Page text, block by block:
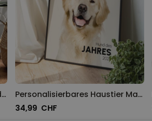
Personalisierbares Poster mit deinem Haustier
Personalisierbares Haustier Magazin Poster
34,99 CHF